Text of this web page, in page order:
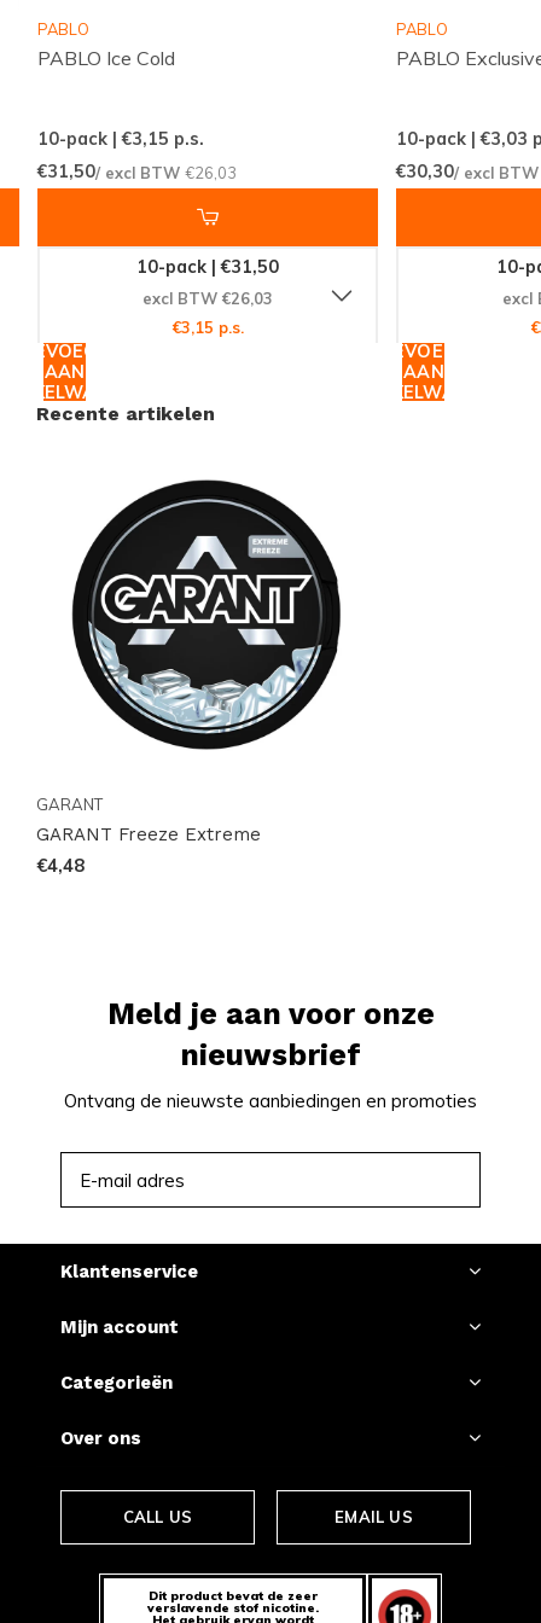
Een Wereld van Mogelijkheden met
Als onderdeel van de
familie van producten,
biedt de Freeze Extreme de kwaliteit en
betrouwbaarheid die u mag verwachten van een
topmerk in nicotinezakjes. Of u nu een
doorgewinterde gebruiker bent of nieuw in de wereld
van nicotine pouches, GARANT biedt een scala aan
opties die aan uw behoeften voldoen.
Grijp Deze Kans Nu!
zelf te ervaren. Met zijn unieke combinatie van smaak
en kracht, is dit product een must-have voor iedereen
die op zoek is naar een intense nicotine ervaring.
Bezoek onze website en voeg dit krachtige product
vandaag nog toe aan uw winkelmandje. Wees snel,
want de vraag is hoog en de voorraad beperkt!
PABLO
PABLO Ice Cold
10-pack | €3,15 p.s.
€31,50/ excl BTW€26,03
10-pack | €31,50
excl BTW €26,03
€3,15 p.s.
TOEVOEGEN
AAN
PABLO
PABLO
10-pack | €3,03
€30,30/ excl
10-
excl
TOEVOEGEN
AAN
WINKELWAGEN
Recente artikelen
GARANT
GARANT Freeze Extreme
€4,48
Meld je aan voor onze
nieuwsbrief
Ontvang de nieuwste aanbiedingen en promoties
Klantenservice
Mijn account
Categorieën
Over ons
CALL US EMAIL US
Dit product bevat de zeer
verslavende stof nicotine.